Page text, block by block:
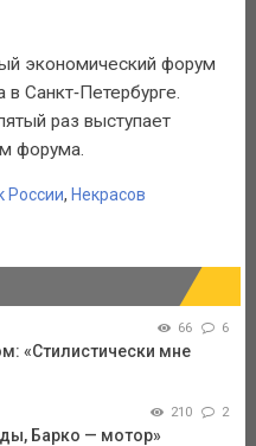
экономический форум
Санкт‑Петербурге.
раз выступает
форума.
России, Некрасов
66 6
«Стилистически мне
210 2
Барко — мотор»